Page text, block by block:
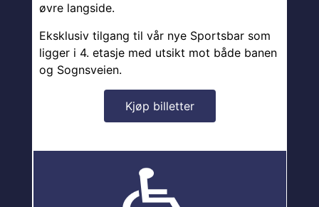
øvre langside.
Eksklusiv tilgang til vår nye Sportsbar som
ligger i 4. etasje med utsikt mot både banen
og Sognsveien.
Kjøp billetter